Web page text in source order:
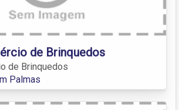
de Brinquedos
de Brinquedos
Palmas